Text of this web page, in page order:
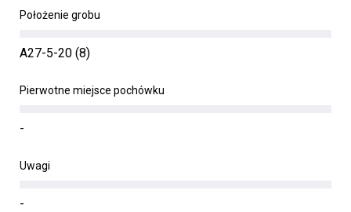
Położenie grobu
A27-5-20 (8)
Pierwotne miejsce pochówku
-
Uwagi
-